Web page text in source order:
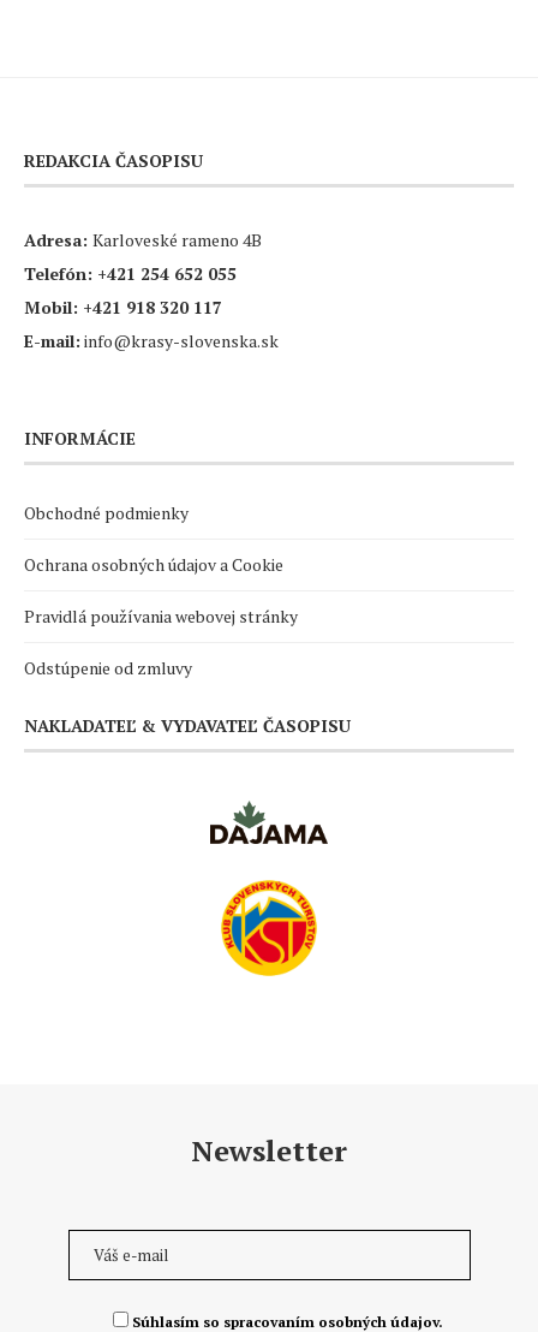
REDAKCIA ČASOPISU
Adresa: Karloveské rameno 4B
Telefón: +421 254 652 055
Mobil: +421 918 320 117
E-mail: info@krasy-slovenska.sk
INFORMÁCIE
Obchodné podmienky
Ochrana osobných údajov a Cookie
Pravidlá používania webovej stránky
Odstúpenie od zmluvy
NAKLADATEĽ & VYDAVATEĽ ČASOPISU
Newsletter
Súhlasím so spracovaním osobných údajov.